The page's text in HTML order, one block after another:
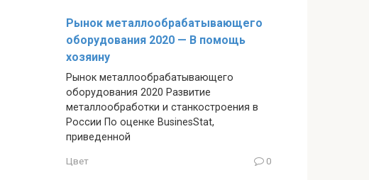
Рынок металлообрабатывающего
оборудования 2020 — В помощь
хозяину
Рынок металлообрабатывающего
оборудования 2020 Развитие
металлообработки и станкостроения в
России По оценке BusinesStat,
приведенной
Цвет 0